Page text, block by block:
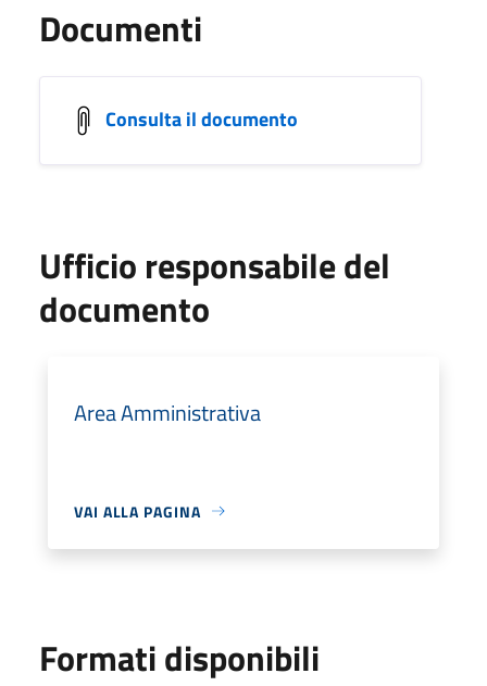
Documenti
Consulta il documento
Ufficio responsabile del
documento
Area Amministrativa
VAI ALLA PAGINA
Formati disponibili